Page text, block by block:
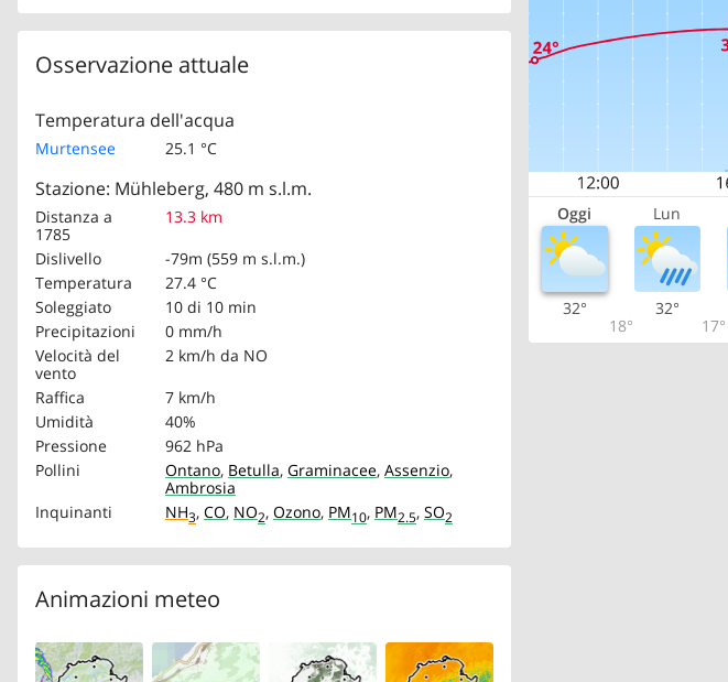
Osservazione attuale
Temperatura dell'acqua
Murtensee 25.1 °C
Stazione: Mühleberg, 480 m s.l.m.
Distanza a
1785
13.3 km
Dislivello
-79m (559 m s.l.m.)
Temperatura
27.4 °C
Soleggiato
10 di 10 min
Precipitazioni
0 mm/h
Velocità del
vento
2 km/h da NO
Raffica
7 km/h
Umidità
40%
Pressione
962 hPa
Pollini
Ontano, Betulla, Graminacee, Assenzio,
Ambrosia
Inquinanti
NH3, CO, NO2, Ozono, PM10, PM2.5, SO2
Animazioni meteo
Oggi Lun
32°
18°
32°
17°